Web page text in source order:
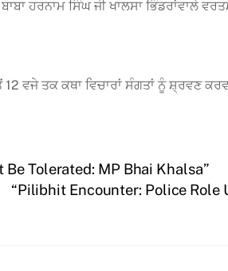
ਹਰਨਾਮ ਸਿੰਘ ਜੀ ਖਾਲਸਾ ਭਿੰਡਰਾਂਵਾਲੇ
12 ਵਜੇ ਤਕ ਕਥਾ ਵਿਚਾਰਾਂ ਸੰਗਤਾਂ ਨੂੰ ਸ਼੍ਰਵਣ
Be Tolerated: MP Bhai Khalsa”
“Pilibhit Encounter: Police Role